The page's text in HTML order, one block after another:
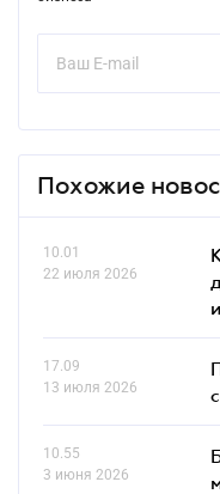
Похожие
10.01
22 июля 2026
17.09
13 июля 2026
10.55
3 июня 2026